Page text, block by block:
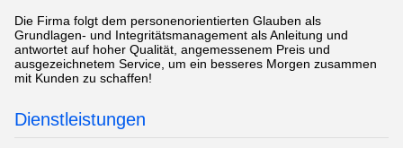
Die Firma folgt dem personenorientierten Glauben als
Grundlagen- und Integritätsmanagement als Anleitung und
antwortet auf hoher Qualität, angemessenem Preis und
ausgezeichnetem Service, um ein besseres Morgen zusammen
mit Kunden zu schaffen!
Dienstleistungen